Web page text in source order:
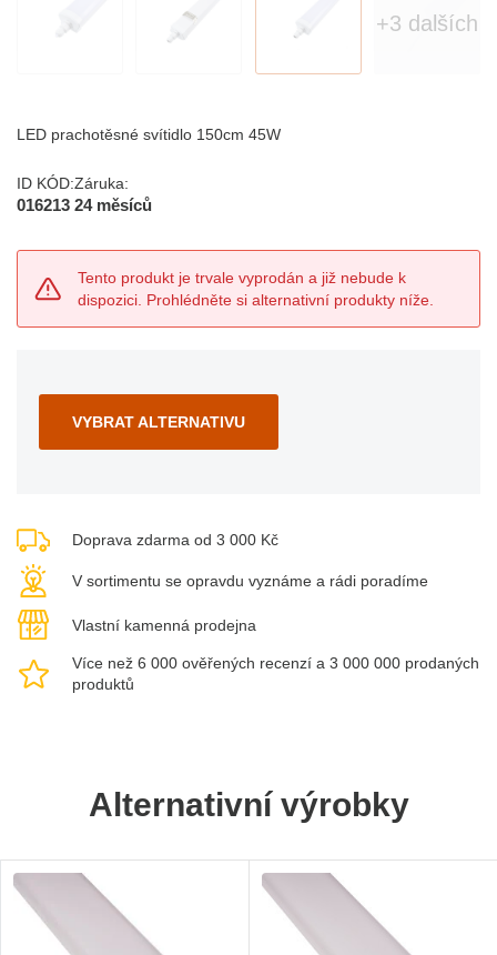
+3 dalších
LED prachotěsné svítidlo 150cm 45W
ID KÓD:
016213
Záruka:
24 měsíců
Tento produkt je trvale vyprodán a již nebude k
dispozici. Prohlédněte si alternativní produkty níže.
VYBRAT ALTERNATIVU
Doprava zdarma od 3 000 Kč
V sortimentu se opravdu vyznáme a rádi poradíme
Vlastní kamenná prodejna
Více než 6 000 ověřených recenzí a 3 000 000 prodaných
produktů
Alternativní výrobky